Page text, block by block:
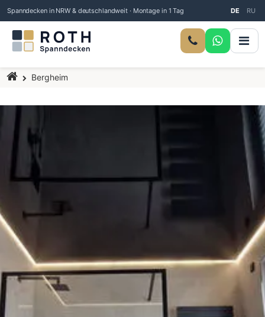
Spanndecken in NRW & deutschlandweit · Montage in 1 Tag DE RU
Startseite
Bergheim